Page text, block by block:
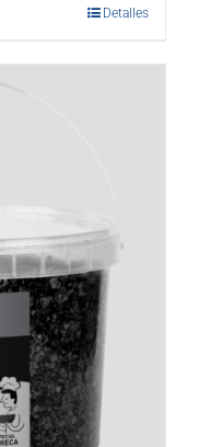
Detalles